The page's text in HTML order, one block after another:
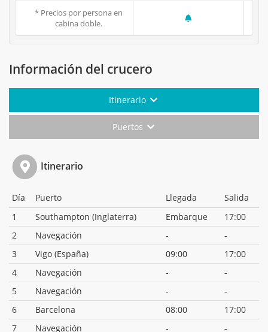
* Precios por persona en
cabina doble.
Información del crucero
Itinerario
Puertos
Itinerario
Día Puerto Llegada
Salida
1
Southampton (Inglaterra) Embarque
17:00
2
Navegación -
-
3
Vigo (España) 09:00
17:00
4
Navegación -
-
5
Navegación -
-
6
Barcelona 08:00
17:00
7
Navegación - -